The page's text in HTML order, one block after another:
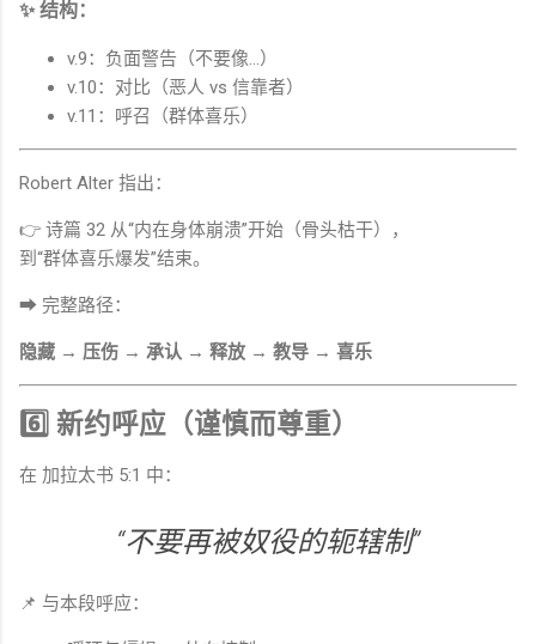
✨ 结构：
v.9：负面警告（不要像…）
v.10：对比（恶人 vs 信靠者）
v.11：呼召（群体喜乐）
Robert Alter 指出：
👉 诗篇 32 从“内在身体崩溃”开始（骨头枯干），
到“群体喜乐爆发”结束。
➡ 完整路径：
隐藏 → 压伤 → 承认 → 释放 → 教导 → 喜乐
6️⃣ 新约呼应（谨慎而尊重）
在 加拉太书 5:1 中：
“不要再被奴役的轭辖制”
📌 与本段呼应：